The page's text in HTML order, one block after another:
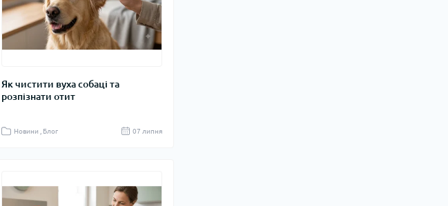
Як чистити вуха собаці та
розпізнати отит
Новини , Блог 07 липня